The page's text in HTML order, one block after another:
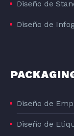
Diseño de
Diseño de
Diseño de
Diseño de